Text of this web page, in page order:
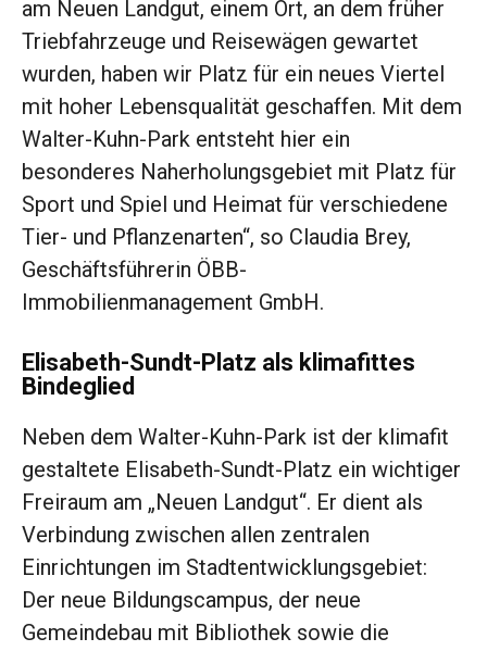
am Neuen Landgut, einem Ort, an dem früher
Triebfahrzeuge und Reisewägen gewartet
wurden, haben wir Platz für ein neues Viertel
mit hoher Lebensqualität geschaffen. Mit dem
Walter-Kuhn-Park entsteht hier ein
besonderes Naherholungsgebiet mit Platz für
Sport und Spiel und Heimat für verschiedene
Tier- und Pflanzenarten“, so Claudia Brey,
Geschäftsführerin ÖBB-
Immobilienmanagement GmbH.
Elisabeth-Sundt-Platz als klimafittes
Bindeglied
Neben dem Walter-Kuhn-Park ist der klimafit
gestaltete Elisabeth-Sundt-Platz ein wichtiger
Freiraum am „Neuen Landgut“. Er dient als
Verbindung zwischen allen zentralen
Einrichtungen im Stadtentwicklungsgebiet:
Der neue Bildungscampus, der neue
Gemeindebau mit Bibliothek sowie die